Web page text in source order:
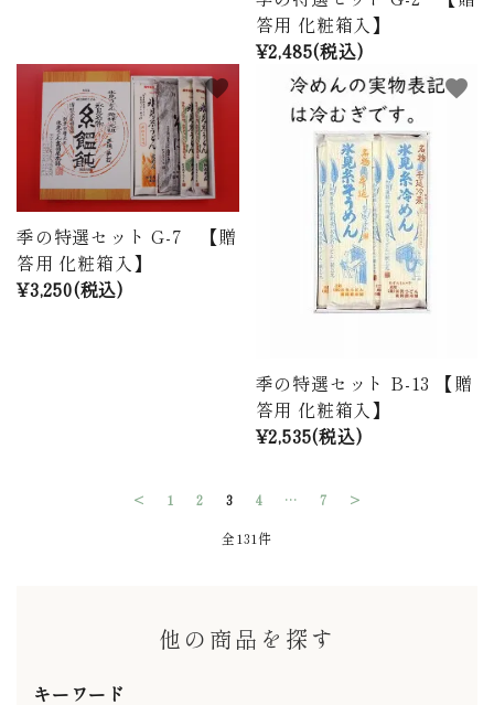
答用 化粧箱入】
¥2,485(税込)
季の特選セット G-7 【贈
答用 化粧箱入】
¥3,250(税込)
favorite
季の特選セット B-13 【贈
答用 化粧箱入】
¥2,535(税込)
favorite
< 1 2 3 4 … 7 >
全131件
他の商品を探す
キーワード